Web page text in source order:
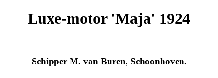
Luxe-motor 'Maja' 1924
Schipper M. van Buren, Schoonhoven.